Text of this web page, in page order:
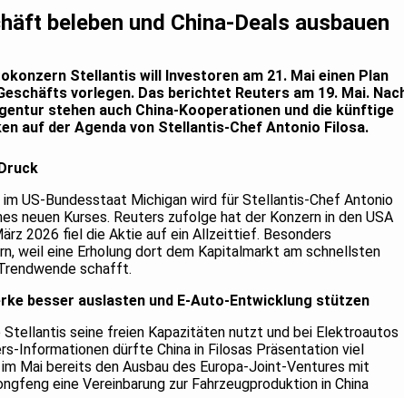
beleben und China-Deals ausbauen
Stellantis will Investoren am 21. Mai einen Plan
vorlegen. Das berichtet Reuters am 19. Mai.
stehen auch China-Kooperationen und die künftige
auf der Agenda von Stellantis-Chef Antonio Filosa.
US-Bundesstaat Michigan wird für Stellantis-Chef Antonio
neuen Kurses. Reuters zufolge hat der Konzern in den USA
2026 fiel die Aktie auf ein Allzeittief. Besonders
weil eine Erholung dort dem Kapitalmarkt am schnellsten
schafft.
besser auslasten und E-Auto-Entwicklung stützen
Stellantis seine freien Kapazitäten nutzt und bei Elektroautos
Informationen dürfte China in Filosas Präsentation viel
Mai bereits den Ausbau des Europa-Joint-Ventures mit
eine Vereinbarung zur Fahrzeugproduktion in China